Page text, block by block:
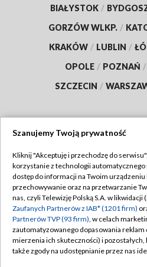
BIAŁYSTOK /
GORZÓW WLKP. /
KRAKÓW / LUBLIN /
OPOLE / POZNAŃ /
SZCZECIN /
TVP
Abonament TVP
Emisja w TVP
Centrum informacji TVP
Naziemna Telewizja Cyfrowa
Polityka
Moje
Szanujemy Twoją prywatność
Kliknij "Akceptuję i przechodzę do
korzystanie z technologii automatycznego
dostęp do informacji na Twoim
przechowywanie oraz na przetwarzanie
nas, czyli Telewizję Polską S.A. w likwidacji
Zaufanych Partnerów z IAB* (1201 firm)
Partnerów TVP (93 firm), w celach
zautomatyzowanego dopasowania
mierzenia ich skuteczności) i
także zgody na udostępnianie przez nas